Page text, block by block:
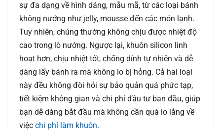
sự đa dạng về hình dáng, mẫu mã, từ các loại bánh
không nướng như jelly, mousse đến các món lạnh.
Tuy nhiên, chúng thường không chịu được nhiệt độ
cao trong lò nướng. Ngược lại, khuôn silicon linh
hoạt hơn, chịu nhiệt tốt, chống dính tự nhiên và dễ
dàng lấy bánh ra mà không lo bị hỏng. Cả hai loại
này đều không đòi hỏi sự bảo quản quá phức tạp,
tiết kiệm không gian và chi phí đầu tư ban đầu, giúp
bạn dễ dàng bắt đầu mà không cần quá lo lắng về
việc chi phí làm khuôn.